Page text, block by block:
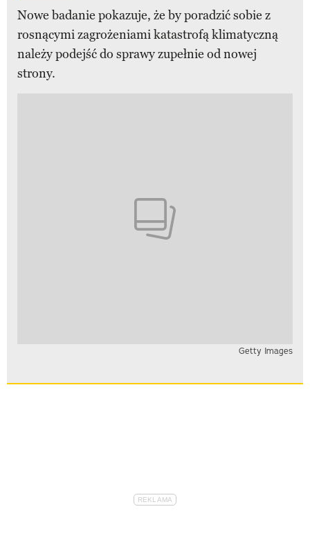
Nowe badanie pokazuje, że by poradzić sobie z
rosnącymi zagrożeniami katastrofą klimatyczną
należy podejść do sprawy zupełnie od nowej
strony.
Getty Images